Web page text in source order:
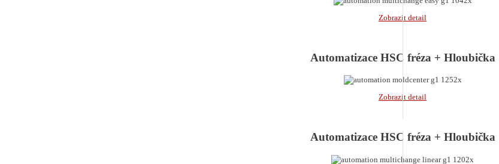
Zobrazit detail
Automatizace HSC fréza + Hloubička
Zobrazit detail
Automatizace HSC fréza + Hloubička